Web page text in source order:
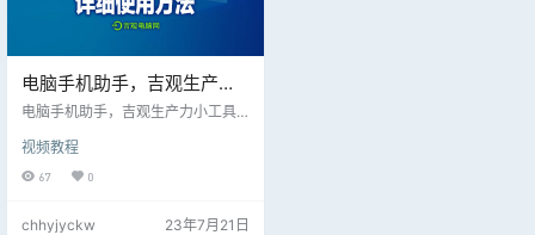
电脑手机助手，吉观生产力
小工具上线，产品输出好帮
电脑手机助手，吉观生产力小工具
的小工具
视频教程
67 0
chhyjyckw 23年7月21日